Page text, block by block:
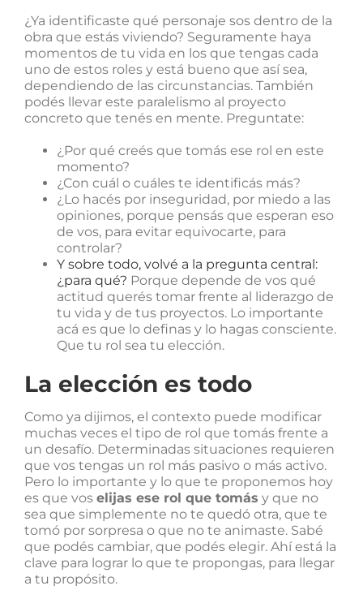
¿Ya identificaste qué personaje sos dentro de la
obra que estás viviendo? Seguramente haya
momentos de tu vida en los que tengas cada
uno de estos roles y está bueno que así sea,
dependiendo de las circunstancias. También
podés llevar este paralelismo al proyecto
concreto que tenés en mente. Preguntate:
¿Por qué creés que tomás ese rol en este
momento?
¿Con cuál o cuáles te identificás más?
¿Lo hacés por inseguridad, por miedo a las
opiniones, porque pensás que esperan eso
de vos, para evitar equivocarte, para
controlar?
Y sobre todo, volvé a la pregunta central:
¿para qué? Porque depende de vos qué
actitud querés tomar frente al liderazgo de
tu vida y de tus proyectos. Lo importante
acá es que lo definas y lo hagas consciente.
Que tu rol sea tu elección.
La elección es todo
Como ya dijimos, el contexto puede modificar
muchas veces el tipo de rol que tomás frente a
un desafío. Determinadas situaciones requieren
que vos tengas un rol más pasivo o más activo.
Pero lo importante y lo que te proponemos hoy
es que vos elijas ese rol que tomás y que no
sea que simplemente no te quedó otra, que te
tomó por sorpresa o que no te animaste. Sabé
que podés cambiar, que podés elegir. Ahí está la
clave para lograr lo que te propongas, para llegar
a tu propósito.